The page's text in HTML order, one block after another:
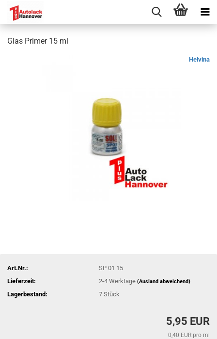
Glas Primer 15 ml
Helvina
Art.Nr.:
SP 01 15
Lieferzeit:
2-4 Werktage(Ausland abweichend)
Lagerbestand: 7Stück
5,95 EUR
0,40 EUR pro ml